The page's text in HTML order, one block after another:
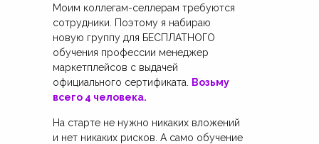
Моим коллегам-селлерам требуются
сотрудники. Поэтому я набираю
новую группу для БЕСПЛАТНОГО
обучения профессии менеджер
маркетплейсов с выдачей
официального сертификата.
Возьму
всего 4 человека.
На старте не нужно никаких вложений
и нет никаких рисков. А само обучение